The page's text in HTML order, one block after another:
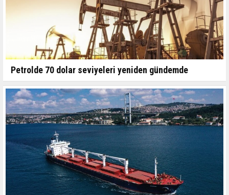
Petrolde 70 dolar seviyeleri yeniden gündemde